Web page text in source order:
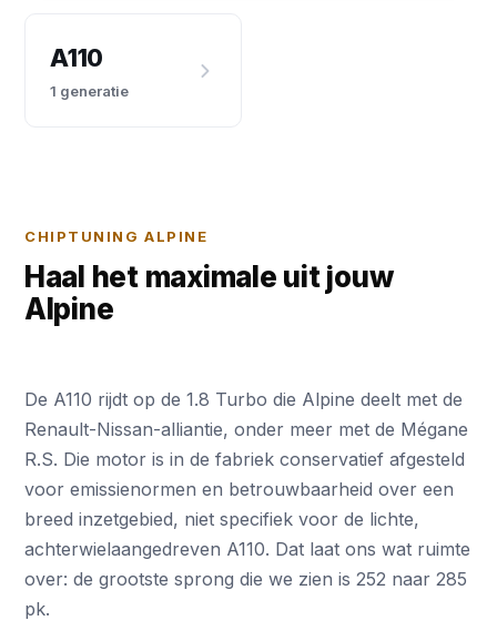
A110
1 generatie
CHIPTUNING ALPINE
Haal het maximale uit jouw
Alpine
De A110 rijdt op de 1.8 Turbo die Alpine deelt met de
Renault-Nissan-alliantie, onder meer met de Mégane
R.S. Die motor is in de fabriek conservatief afgesteld
voor emissienormen en betrouwbaarheid over een
breed inzetgebied, niet specifiek voor de lichte,
achterwielaangedreven A110. Dat laat ons wat ruimte
over: de grootste sprong die we zien is 252 naar 285
pk.